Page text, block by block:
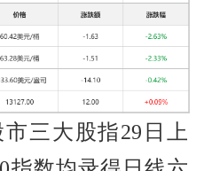
三大股指29日上